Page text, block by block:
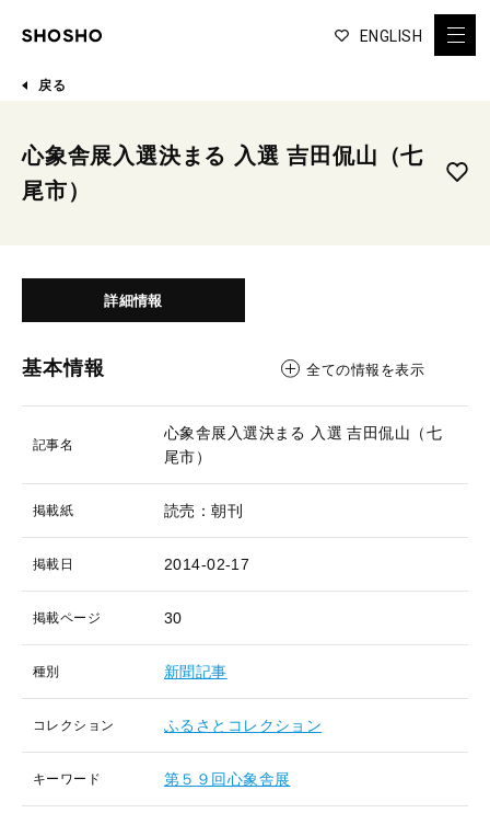
ENGLISH
戻る
心象舎展入選決まる 入選 吉田侃山（七
尾市）
詳細情報
基本情報 全ての情報を表示
記事名
心象舎展入選決まる 入選 吉田侃山（七
尾市）
掲載紙 読売：朝刊
掲載日 2014-02-17
掲載ページ 30
種別 新聞記事
コレクション ふるさとコレクション
キーワード 第５９回心象舎展